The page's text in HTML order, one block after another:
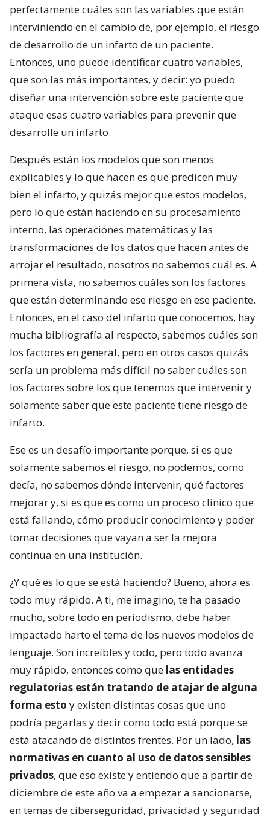
perfectamente cuáles son las variables que están
interviniendo en el cambio de, por ejemplo, el riesgo
de desarrollo de un infarto de un paciente.
Entonces, uno puede identificar cuatro variables,
que son las más importantes, y decir: yo puedo
diseñar una intervención sobre este paciente que
ataque esas cuatro variables para prevenir que
desarrolle un infarto.
Después están los modelos que son menos
explicables y lo que hacen es que predicen muy
bien el infarto, y quizás mejor que estos modelos,
pero lo que están haciendo en su procesamiento
interno, las operaciones matemáticas y las
transformaciones de los datos que hacen antes de
arrojar el resultado, nosotros no sabemos cuál es. A
primera vista, no sabemos cuáles son los factores
que están determinando ese riesgo en ese paciente.
Entonces, en el caso del infarto que conocemos, hay
mucha bibliografía al respecto, sabemos cuáles son
los factores en general, pero en otros casos quizás
sería un problema más difícil no saber cuáles son
los factores sobre los que tenemos que intervenir y
solamente saber que este paciente tiene riesgo de
infarto.
Ese es un desafío importante porque, si es que
solamente sabemos el riesgo, no podemos, como
decía, no sabemos dónde intervenir, qué factores
mejorar y, si es que es como un proceso clínico que
está fallando, cómo producir conocimiento y poder
tomar decisiones que vayan a ser la mejora
continua en una institución.
¿Y qué es lo que se está haciendo? Bueno, ahora es
todo muy rápido. A ti, me imagino, te ha pasado
mucho, sobre todo en periodismo, debe haber
impactado harto el tema de los nuevos modelos de
lenguaje. Son increíbles y todo, pero todo avanza
muy rápido, entonces como que las entidades
regulatorias están tratando de atajar de alguna
forma esto y existen distintas cosas que uno
podría pegarlas y decir como todo está porque se
está atacando de distintos frentes. Por un lado, las
normativas en cuanto al uso de datos sensibles
privados, que eso existe y entiendo que a partir de
diciembre de este año va a empezar a sancionarse,
en temas de ciberseguridad, privacidad y seguridad